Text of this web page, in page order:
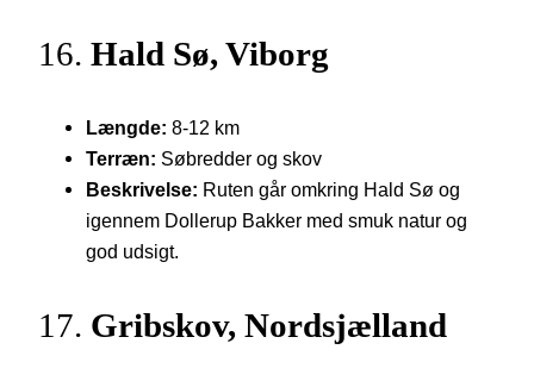
16. Hald Sø, Viborg
Længde: 8-12 km
Terræn: Søbredder og skov
Beskrivelse: Ruten går omkring Hald Sø og
igennem Dollerup Bakker med smuk natur og
god udsigt.
17. Gribskov, Nordsjælland